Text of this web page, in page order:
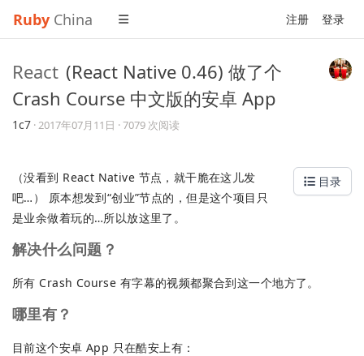
Ruby China 注册 登录
React (React Native 0.46) 做了个
Crash Course 中文版的安卓 App
1c7 ·2017年07月11日 · 7079 次阅读
目录
（没看到 React Native 节点，就干脆在这儿发
吧…） 原本想发到“创业”节点的，但是这个项目只
是业余做着玩的…所以放这里了。
解决什么问题？
所有 Crash Course 有字幕的视频都聚合到这一个地方了。
哪里有？
目前这个安卓 App 只在酷安上有：